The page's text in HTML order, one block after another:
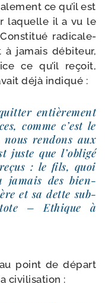
ce qu’il est
laquelle il a vu le
radi­ca­le­
à jamais débi­teur,
ce qu’il reçoit,
déjà indiqué :
entiè­re­ment
comme c’est le
nous ren­dons aux
juste que l’o­bli­gé
: le fils, quoi
jamais des bien­
et sa dette sub­
– Ethique à
point de départ
civilisation :